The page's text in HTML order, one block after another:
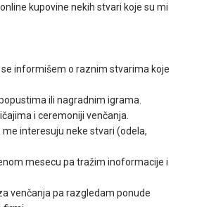
kupovine nekih stvari koje su mi
informišem o raznim stvarima koje
ili nagradnim igrama.
i ceremoniji venčanja.
me interesuju neke stvari (odela,
mesecu pa tražim inoformacije i
venčanja pa razgledam ponude